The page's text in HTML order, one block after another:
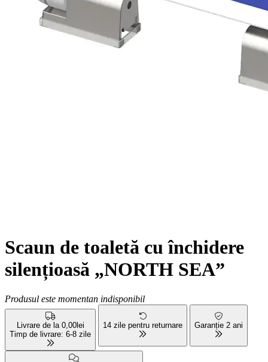
Scaun de toaletă cu închidere
silențioasă „NORTH SEA”
Produsul este momentan indisponibil
Livrare de la 0,00lei
Timp de livrare: 6-8 zile
14 zile pentru returnare Garanție 2 ani